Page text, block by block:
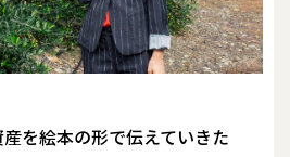
を絵本の形で伝えていきた